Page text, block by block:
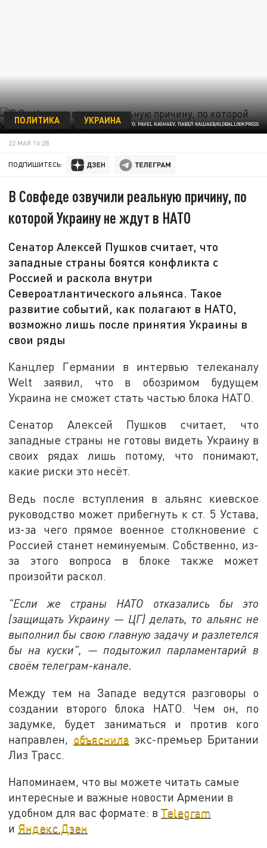
ФОТО: PAVEL KASHAEV, ПАВЕЛ КАШАЕВ/GLOBALLOOKPRESS
ПОЛИТИКА УКРАИНА
22 МАЯ 16:28
ПОДПИШИТЕСЬ:
В Совфеде озвучили реальную причину, по
которой Украину не ждут в НАТО
Сенатор Алексей Пушков считает, что
западные страны боятся конфликта с
Россией и раскола внутри
Североатлантического альянса. Такое
развитие событий, как полагают в НАТО,
возможно лишь после принятия Украины в
свои ряды
Канцлер Германии в интервью телеканалу
Welt заявил, что в обозримом будущем
Украина не сможет стать частью блока НАТО.
Сенатор Алексей Пушков считает, что
западные страны не готовы видеть Украину в
своих рядах лишь потому, что понимают,
какие риски это несёт.
Ведь после вступления в альянс киевское
руководство может прибегнуть к ст. 5 Устава,
из-за чего прямое военное столкновение с
Россией станет неминуемым. Собственно, из-
за этого вопроса в блоке также может
произойти раскол.
"Если же страны НАТО отказались бы это
(защищать Украину — ЦГ) делать, то альянс не
выполнил бы свою главную задачу и разлетелся
бы на куски", — подытожил парламентарий в
своём телеграм-канале.
Между тем на Западе ведутся разговоры о
создании второго блока НАТО. Чем он, по
задумке, будет заниматься и против кого
направлен, объяснила экс-премьер Британии
Лиз Трасс.
Напоминаем, что вы можете читать самые
интересные и важные новости Армении в
удобном для вас формате: в Telegram
и Яндекс.Дзен